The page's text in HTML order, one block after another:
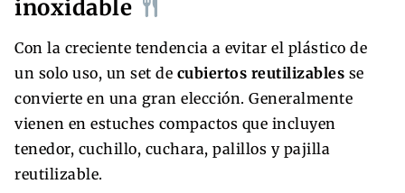
inoxidable
Con la creciente tendencia a evitar el plástico de
un solo uso, un set de cubiertos reutilizables se
convierte en una gran elección. Generalmente
vienen en estuches compactos que incluyen
tenedor, cuchillo, cuchara, palillos y pajilla
reutilizable.